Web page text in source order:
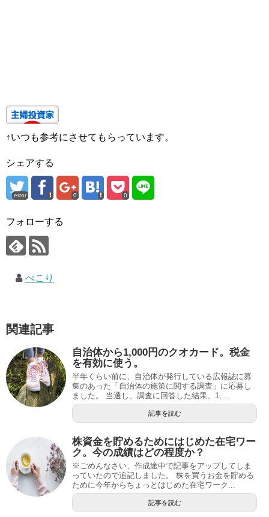
↑いつも参考にさせてもらっています。
シェアする
error 0 0
フォローする
ぺこり
関連記事
自治体から1,000円のクオカード。税金
を有効に使う。
半年くらい前に、自治体が発行している広報誌に募
集のあった「自治体の施策に関する調査」に応募し
ました。 当選し、調査に回答した結果、1,...
記事を読む
株資金を貯めるためにはじめた在宅ワー
ク。今の成績はどの程度か？
※ごめんなさい、作成途中で記事をアップしてしま
っていたので追記しました。 株を買うお金を貯める
ために今年からちょっとはじめた在宅ワーク...
記事を読む